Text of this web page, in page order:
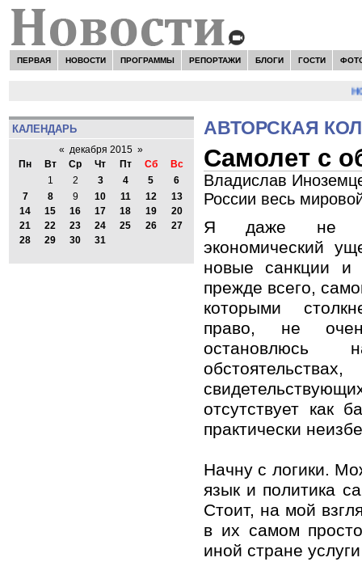
ПЕРВАЯ НОВОСТИ ПРОГРАММЫ РЕПОРТАЖИ БЛОГИ ГОСТИ
КАЛЕНДАРЬ
« декабря 2015 »
Пн
Вт Ср Чт Пт Сб
Вс
1
2 3 4 5
6
7
8 9 10 11 12
13
14
15 16 17 18 19
20
21
22 23 24 25 26
27
28
29 30 31
АВТОРСКАЯ
Самолет с
Владислав
России весь
Я даже не
экономический
новые санкции и
прежде всего,
которыми
право, не
отсутствует как
практически
Начну с логики.
язык и политика
Стоит, на мой
в их самом
иной стране